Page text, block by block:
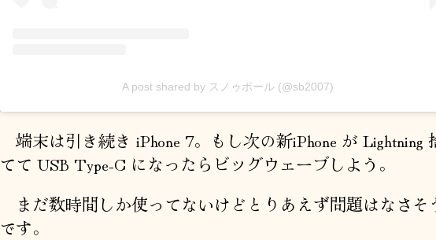
A post shared by スノゥボール (@sb2007)
端末は引き続き iPhone 7。もし次の新iPhone が Lightning
てて USB Type-C になったらビッグウェーブしよう。
まだ数時間しか使ってないけどとりあえず問題はなさそ
です。